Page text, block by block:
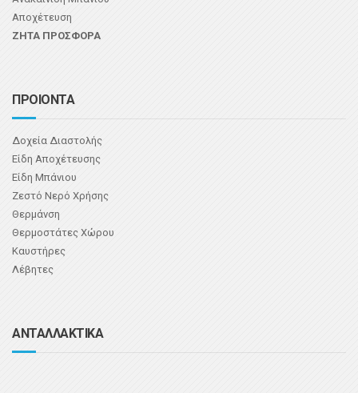
Αποχέτευση
ΖΗΤΑ ΠΡΟΣΦΟΡΑ
ΠΡΟΙΟΝΤΑ
Δοχεία Διαστολής
Είδη Αποχέτευσης
Είδη Μπάνιου
Ζεστό Νερό Χρήσης
Θερμάνση
Θερμοστάτες Χώρου
Καυστήρες
Λέβητες
ΑΝΤΑΛΛΑΚΤΙΚΑ